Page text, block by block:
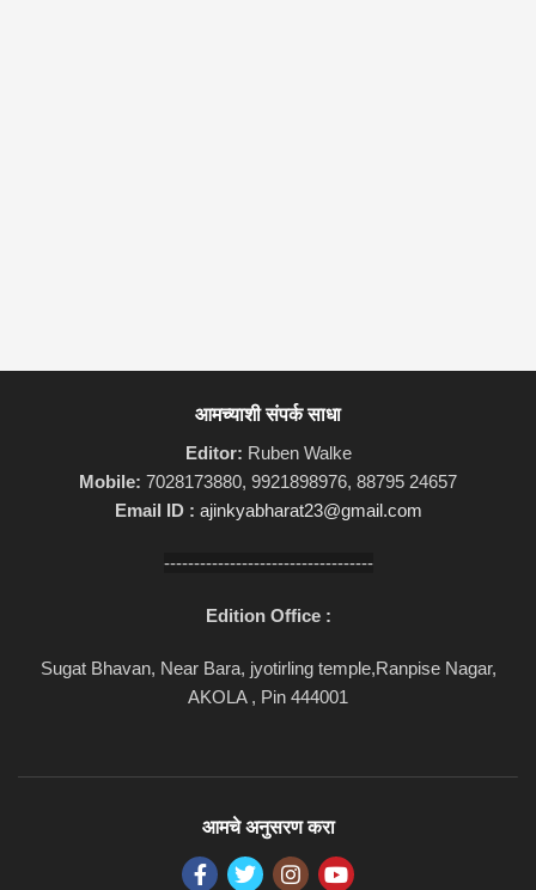
आमच्याशी संपर्क साधा
Editor: Ruben Walke
Mobile: 7028173880, 9921898976, 88795 24657
Email ID : ajinkyabharat23@gmail.com
-----------------------------------
Edition Office :
Sugat Bhavan, Near Bara, jyotirling temple,Ranpise Nagar,
AKOLA , Pin 444001
आमचे अनुसरण करा